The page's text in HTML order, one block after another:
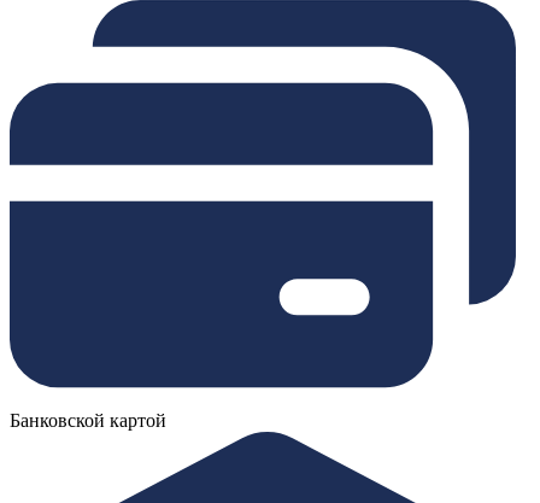
Банковской картой